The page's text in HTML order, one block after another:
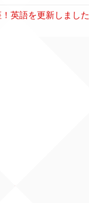
英語を更新しました